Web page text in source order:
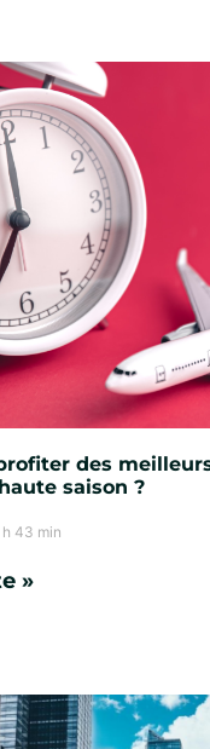
des
saison ?
h 43 min
»